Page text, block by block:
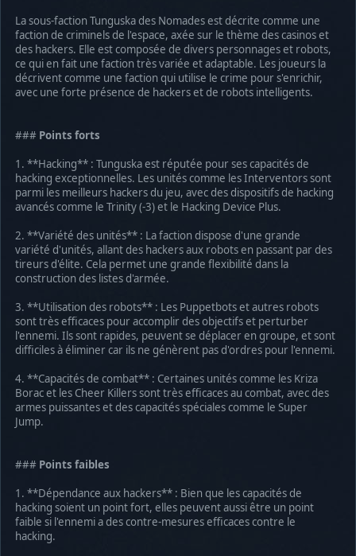
La sous-faction Tunguska des Nomades est décrite comme une
faction de criminels de l'espace, axée sur le thème des casinos et
des hackers. Elle est composée de divers personnages et robots,
ce qui en fait une faction très variée et adaptable. Les joueurs la
décrivent comme une faction qui utilise le crime pour s'enrichir,
avec une forte présence de hackers et de robots intelligents.
### Points forts
1. **Hacking** : Tunguska est réputée pour ses capacités de
hacking exceptionnelles. Les unités comme les Interventors sont
parmi les meilleurs hackers du jeu, avec des dispositifs de hacking
avancés comme le Trinity (-3) et le Hacking Device Plus.
2. **Variété des unités** : La faction dispose d'une grande
variété d'unités, allant des hackers aux robots en passant par des
tireurs d'élite. Cela permet une grande flexibilité dans la
construction des listes d'armée.
3. **Utilisation des robots** : Les Puppetbots et autres robots
sont très efficaces pour accomplir des objectifs et perturber
l'ennemi. Ils sont rapides, peuvent se déplacer en groupe, et sont
difficiles à éliminer car ils ne génèrent pas d'ordres pour l'ennemi.
4. **Capacités de combat** : Certaines unités comme les Kriza
Borac et les Cheer Killers sont très efficaces au combat, avec des
armes puissantes et des capacités spéciales comme le Super
Jump.
### Points faibles
1. **Dépendance aux hackers** : Bien que les capacités de
hacking soient un point fort, elles peuvent aussi être un point
faible si l'ennemi a des contre-mesures efficaces contre le
hacking.